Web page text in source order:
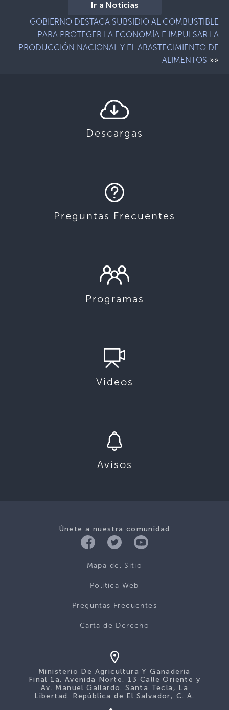
Ir a Noticias
GOBIERNO DESTACA SUBSIDIO AL COMBUSTIBLE
PARA PROTEGER LA ECONOMÍA E IMPULSAR LA
PRODUCCIÓN NACIONAL Y EL ABASTECIMIENTO DE
ALIMENTOS »»
Descargas
Preguntas Frecuentes
Programas
Videos
Avisos
Únete a nuestra comunidad
Mapa del Sitio
Politica Web
Preguntas Frecuentes
Carta de Derecho
Ministerio De Agricultura Y Ganadería
Final 1a. Avenida Norte, 13 Calle Oriente y
Av. Manuel Gallardo. Santa Tecla, La
Libertad. República de El Salvador, C. A.